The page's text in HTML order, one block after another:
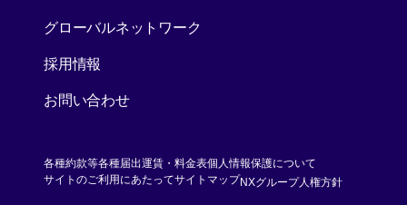
グローバルネットワーク
採用情報
お問い合わせ
各種約款等各種届出運賃・料金表個人情報保護について
サイトのご利用にあたってサイトマップNXグループ人権方針